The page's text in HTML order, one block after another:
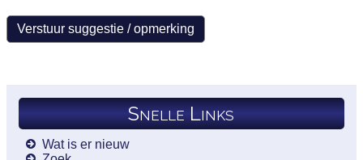
Snelle Links
Wat is er nieuw